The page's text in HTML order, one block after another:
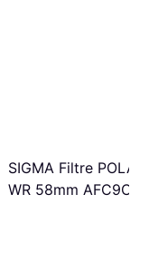
SIGMA Filtre
WR 58mm AFC9C0